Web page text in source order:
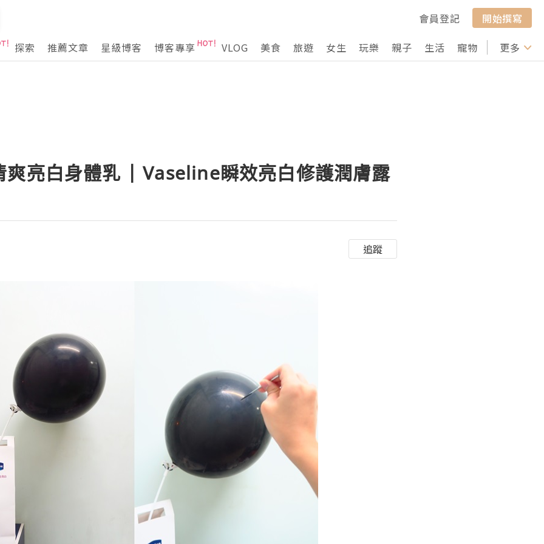
會員登記
開始撰寫
探索
推薦文章 星級博客 博客專享 VLOG 美食 旅遊 女生 玩樂 親子 生活 寵物 行山 打卡
更多
爽亮白身體乳 | Vaseline瞬效亮白修護潤膚露
追蹤